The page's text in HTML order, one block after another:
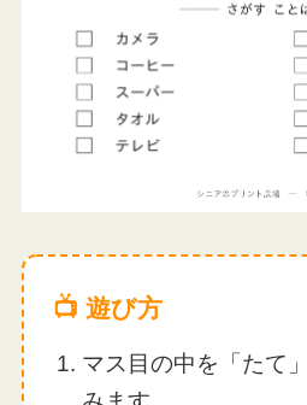
📺 遊び方
マス目の中を「たて